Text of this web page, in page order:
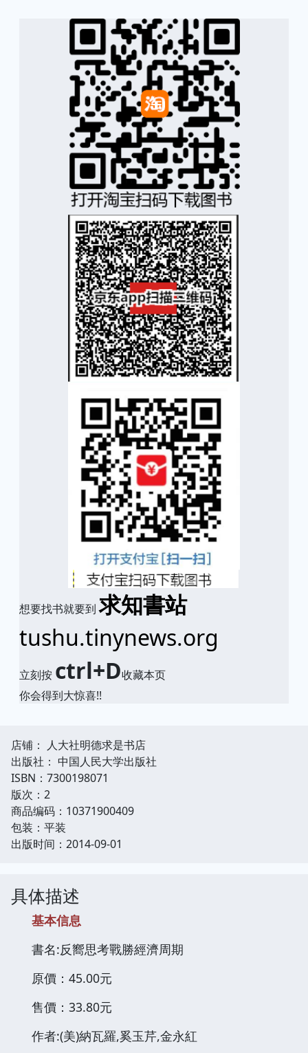
想要找书就要到求知書站
tushu.tinynews.org
立刻按 ctrl+D收藏本页
你会得到大惊喜!!
店铺： 人大社明德求是书店
出版社： 中国人民大学出版社
ISBN：7300198071
版次：2
商品编码：10371900409
包装：平装
出版时间：2014-09-01
具体描述
基本信息
書名:反嚮思考戰勝經濟周期
原價：45.00元
售價：33.80元
作者:(美)納瓦羅,奚玉芹,金永紅